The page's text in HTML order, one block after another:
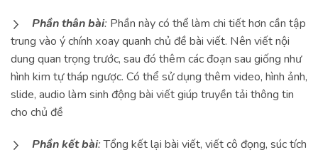
Phần thân bài: Phần này có thể làm chi tiết hơn cần tập
trung vào ý chính xoay quanh chủ đề bài viết. Nên viết nội
dung quan trọng trước, sau đó thêm các đoạn sau giống như
hình kim tự tháp ngược. Có thể sử dụng thêm video, hình ảnh,
slide, audio làm sinh động bài viết giúp truyền tải thông tin
cho chủ đề
Phần kết bài:Tổng kết lại bài viết, viết cô đọng, súc tích